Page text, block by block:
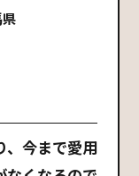
、今まで愛用